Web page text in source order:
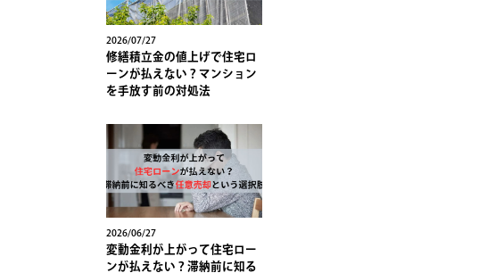
2026/07/27
修繕積立金の値上げで住宅ロ
ーンが払えない？マンション
を手放す前の対処法
2026/06/27
変動金利が上がって住宅ロー
ンが払えない？滞納前に知る